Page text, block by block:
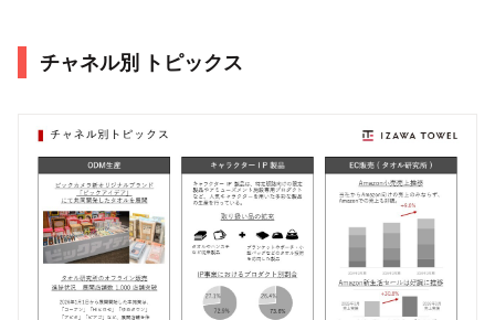
チャネル別 トピックス